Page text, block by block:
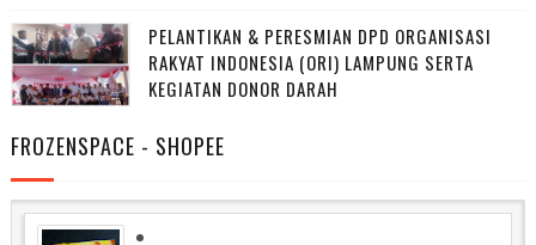
PELANTIKAN & PERESMIAN DPD ORGANISASI
RAKYAT INDONESIA (ORI) LAMPUNG SERTA
KEGIATAN DONOR DARAH
FROZENSPACE - SHOPEE